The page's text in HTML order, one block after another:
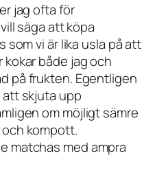
jag ofta för
säga att köpa
vi är lika usla på att
kokar både jag och
på frukten. Egentligen
att skjuta upp
om möjligt sämre
kompott.
matchas med ampra